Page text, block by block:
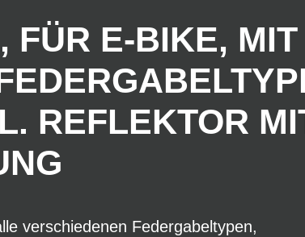
FÜR E-BIKE,
REFLEKTOR
verschiedenen Federgabeltypen,